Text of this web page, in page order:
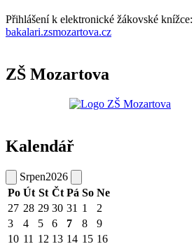
Přihlášení k elektronické žákovské knížce:
bakalari.zsmozartova.cz
ZŠ Mozartova
Kalendář
Srpen2026
Po Út St Čt Pá So Ne
27 28 29 30 31 1
2
3
4 5 6 7 8
9
10 11 12 13 14 15 16